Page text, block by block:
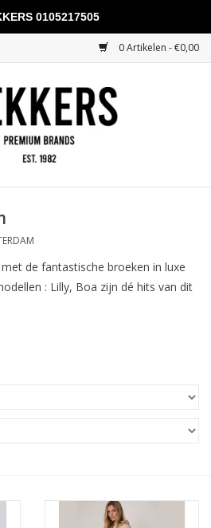
0 Artikelen - €0,00
de fantastische broeken in luxe
: Lilly, Boa zijn dé hits van dit
0105217505